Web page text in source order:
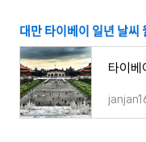
대만 타이베이 일년 날씨